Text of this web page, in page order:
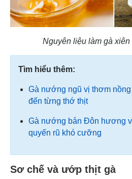
Nguyên liệu làm gà
Tìm hiểu thêm:
Gà nướng ngũ vị thơm
đến từng thớ thịt
Gà nướng bản Đôn hương
quyến rũ khó cưỡng
Sơ chế và ướp thịt gà